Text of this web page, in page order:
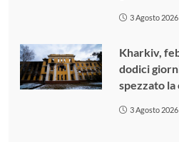
3 Agosto 2026
Kharkiv,
dodici
spezzato la
3 Agosto 2026